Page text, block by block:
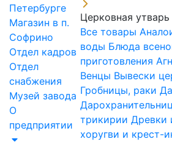
Петербурге
Магазин в п.
Софрино
Отдел кадров
Отдел
снабжения
Музей завода
О
предприятии
Церковная утварь
Все товары
воды Блюда
приготовления
Венцы Вывески
Гробницы, раки
трикирии Древки
хоругви и крест-